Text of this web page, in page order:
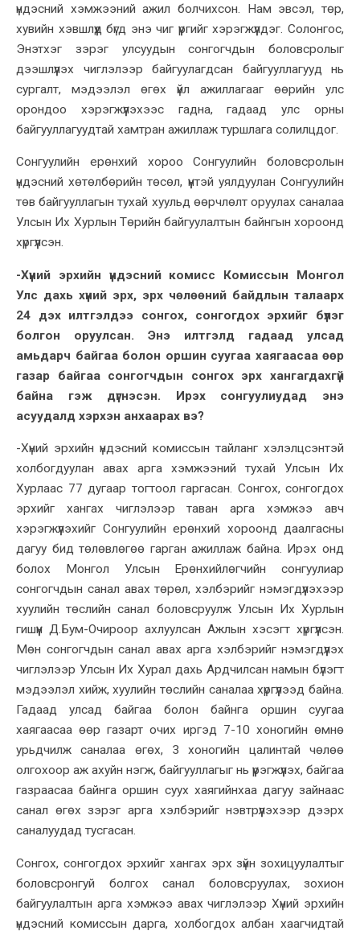
үндэсний хэмжээний ажил болчихсон. Нам эвсэл, төр,
хувийн хэвшлүүд бүгд энэ чиг үүргийг хэрэгжүүлдэг. Солонгос,
Энэтхэг зэрэг улсуудын сонгогчдын боловсролыг
дээшлүүлэх чиглэлээр байгуулагдсан байгууллагууд нь
сургалт, мэдээлэл өгөх үйл ажиллагааг өөрийн улс
орондоо хэрэгжүүлэхээс гадна, гадаад улс орны
байгууллагуудтай хамтран ажиллаж туршлага солилцдог.
Сонгуулийн ерөнхий хороо Сонгуулийн боловсролын
үндэсний хөтөлбөрийн төсөл, үүнтэй уялдуулан Сонгуулийн
төв байгууллагын тухай хуульд өөрчлөлт оруулах саналаа
Улсын Их Хурлын Төрийн байгуулалтын байнгын хороонд
хүргүүлсэн.
-Хүний эрхийн үндэсний комисс Комиссын Монгол
Улс дахь хүний эрх, эрх чөлөөний байдлын талаарх
24 дэх илтгэлдээ сонгох, сонгогдох эрхийг бүлэг
болгон оруулсан. Энэ илтгэлд гадаад улсад
амьдарч байгаа болон оршин суугаа хаягаасаа өөр
газар байгаа сонгогчдын сонгох эрх хангагдахгүй
байна гэж дүгнэсэн. Ирэх сонгуулиудад энэ
асуудалд хэрхэн анхаарах вэ?
-Хүний эрхийн үндэсний комиссын тайланг хэлэлцсэнтэй
холбогдуулан авах арга хэмжээний тухай Улсын Их
Хурлаас 77 дугаар тогтоол гаргасан. Сонгох, сонгогдох
эрхийг хангах чиглэлээр таван арга хэмжээ авч
хэрэгжүүлэхийг Сонгуулийн ерөнхий хороонд даалгасны
дагуу бид төлөвлөгөө гарган ажиллаж байна. Ирэх онд
болох Монгол Улсын Ерөнхийлөгчийн сонгуулиар
сонгогчдын санал авах төрөл, хэлбэрийг нэмэгдүүлэхээр
хуулийн төслийн санал боловсруулж Улсын Их Хурлын
гишүүн Д.Бум-Очироор ахлуулсан Ажлын хэсэгт хүргүүлсэн.
Мөн сонгогчдын санал авах арга хэлбэрийг нэмэгдүүлэх
чиглэлээр Улсын Их Хурал дахь Ардчилсан намын бүлэгт
мэдээлэл хийж, хуулийн төслийн саналаа хүргүүлээд байна.
Гадаад улсад байгаа болон байнга оршин суугаа
хаягаасаа өөр газарт очих иргэд 7-10 хоногийн өмнө
урьдчилж саналаа өгөх, 3 хоногийн цалинтай чөлөө
олгохоор аж ахуйн нэгж, байгууллагыг нь үүрэгжүүлэх, байгаа
газраасаа байнга оршин суух хаягийнхаа дагуу зайнаас
санал өгөх зэрэг арга хэлбэрийг нэвтрүүлэхээр дээрх
саналуудад тусгасан.
Сонгох, сонгогдох эрхийг хангах эрх зүйн зохицуулалтыг
боловсронгуй болгох санал боловсруулах, зохион
байгуулалтын арга хэмжээ авах чиглэлээр Хүний эрхийн
үндэсний комиссын дарга, холбогдох албан хаагчидтай